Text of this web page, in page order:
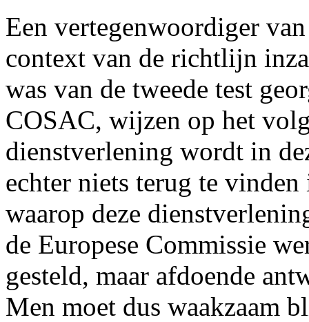
Een vertegenwoordiger
context van de richtlijn
was van de tweede test
COSAC, wijzen op het
dienstverlening wordt in
echter niets terug te
waarop deze
de Europese Commissie
gesteld, maar afdoende
Men moet dus waakzaam